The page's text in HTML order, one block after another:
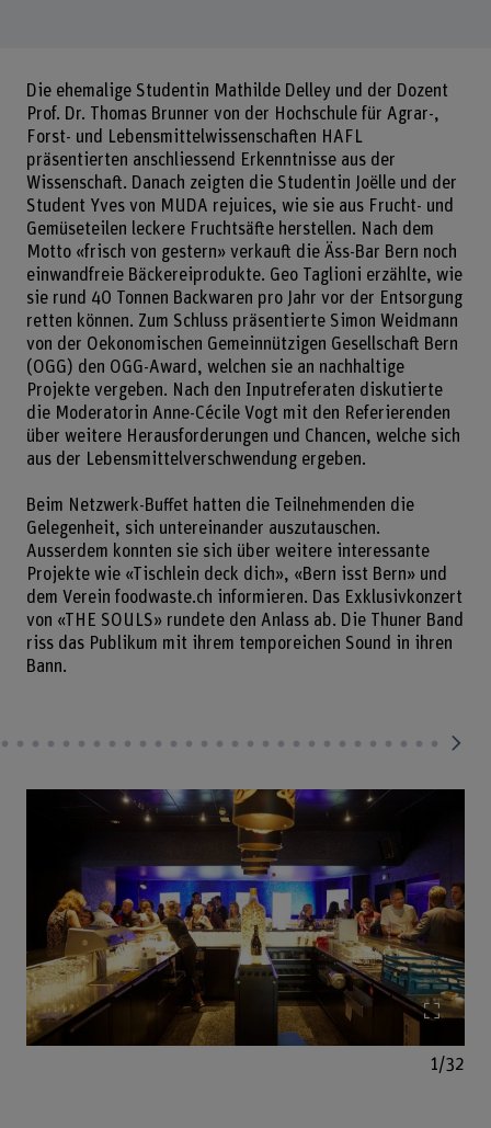
Die ehemalige Studentin Mathilde Delley und der Dozent
Prof. Dr. Thomas Brunner von der Hochschule für Agrar-,
Forst- und Lebensmittelwissenschaften HAFL
präsentierten anschliessend Erkenntnisse aus der
Wissenschaft. Danach zeigten die Studentin Joëlle und der
Student Yves von MUDA rejuices, wie sie aus Frucht- und
Gemüseteilen leckere Fruchtsäfte herstellen. Nach dem
Motto «frisch von gestern» verkauft die Äss-Bar Bern noch
einwandfreie Bäckereiprodukte. Geo Taglioni erzählte, wie
sie rund 40 Tonnen Backwaren pro Jahr vor der Entsorgung
retten können. Zum Schluss präsentierte Simon Weidmann
von der Oekonomischen Gemeinnützigen Gesellschaft Bern
(OGG) den OGG-Award, welchen sie an nachhaltige
Projekte vergeben. Nach den Inputreferaten diskutierte
die Moderatorin Anne-Cécile Vogt mit den Referierenden
über weitere Herausforderungen und Chancen, welche sich
aus der Lebensmittelverschwendung ergeben.
Beim Netzwerk-Buffet hatten die Teilnehmenden die
Gelegenheit, sich untereinander auszutauschen.
Ausserdem konnten sie sich über weitere interessante
Projekte wie «Tischlein deck dich», «Bern isst Bern» und
dem Verein foodwaste.ch informieren. Das Exklusivkonzert
von «THE SOULS» rundete den Anlass ab. Die Thuner Band
riss das Publikum mit ihrem temporeichen Sound in ihren
Bann.
Bild
1/32